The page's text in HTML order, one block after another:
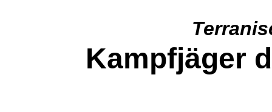
Kampfjäger